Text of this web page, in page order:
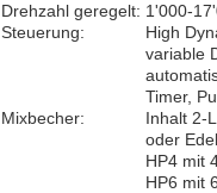
Drehzahl geregelt: 1'000-
Steuerung:
High
variable
Timer,
Mixbecher:
Inhalt 2-
oder
HP4 mit
HP6 mit